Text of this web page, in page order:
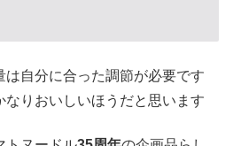
自分に合った調節が必要です
なりおいしいほうだと思います